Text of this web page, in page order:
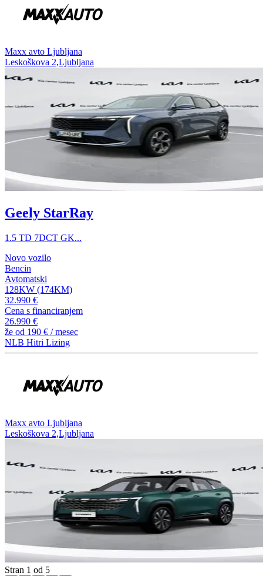
⁠Maxx avto Ljubljana
Leskoškova 2,Ljubljana
Geely StarRay
1.5 TD 7DCT GK...
Novo vozilo
Bencin
Avtomatski
128KW (174KM)
32.990 €
Cena s financiranjem
26.990 €
že od 190 € / mesec
NLB Hitri Lizing
⁠Maxx avto Ljubljana
Leskoškova 2,Ljubljana
Stran 1 od 5